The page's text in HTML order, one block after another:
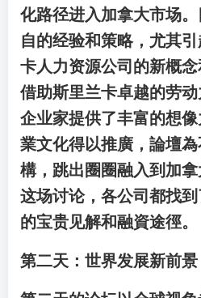
化路径进入加拿大市场
自的经验和策略，尤其
卡人力资源公司的新概
借助斯里兰卡卓越的劳
企业家提供了丰富的想
業文化得以推廣，論壇
構，跳出圈圈融入到加
这场讨论，各公司都找
的宝贵见解和融資途徑。
第二天：世界发展新前景